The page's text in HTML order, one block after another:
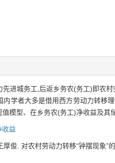
进城务工,后返乡务农(务工)即农
学者大多是借用西方劳动力转移
模型、在乡务农(务工)净收益及其
收益
厚俊. 对农村劳动力转移“钟摆现象”